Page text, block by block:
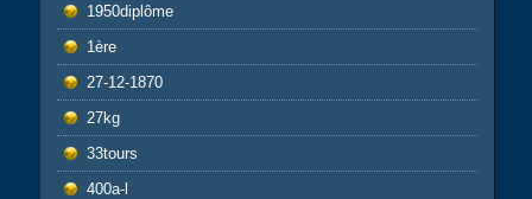
1950diplôme
1ère
27-12-1870
27kg
33tours
400a-l